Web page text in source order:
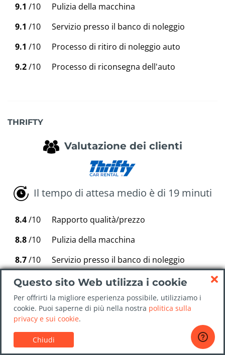
9.1 /10
Pulizia della macchina
9.1 /10
Servizio presso il banco di noleggio
9.1 /10
Processo di ritiro di noleggio auto
9.2/10 Processo di riconsegna dell'auto
THRIFTY
Valutazione dei clienti
Il tempo di attesa medio è di 19 minuti
8.4/10
Rapporto qualità/prezzo
8.8/10
Pulizia della macchina
8.7/10
Servizio presso il banco di noleggio
8.5/10
Processo di ritiro di noleggio auto
8.8/10 Processo di riconsegna dell'auto
Questo sito Web utilizza i cookie
Per offrirti la migliore esperienza possibile, utilizziamo i
cookie. Puoi saperne di più nella nostra politica sulla
privacy e sui cookie.
Chiudi